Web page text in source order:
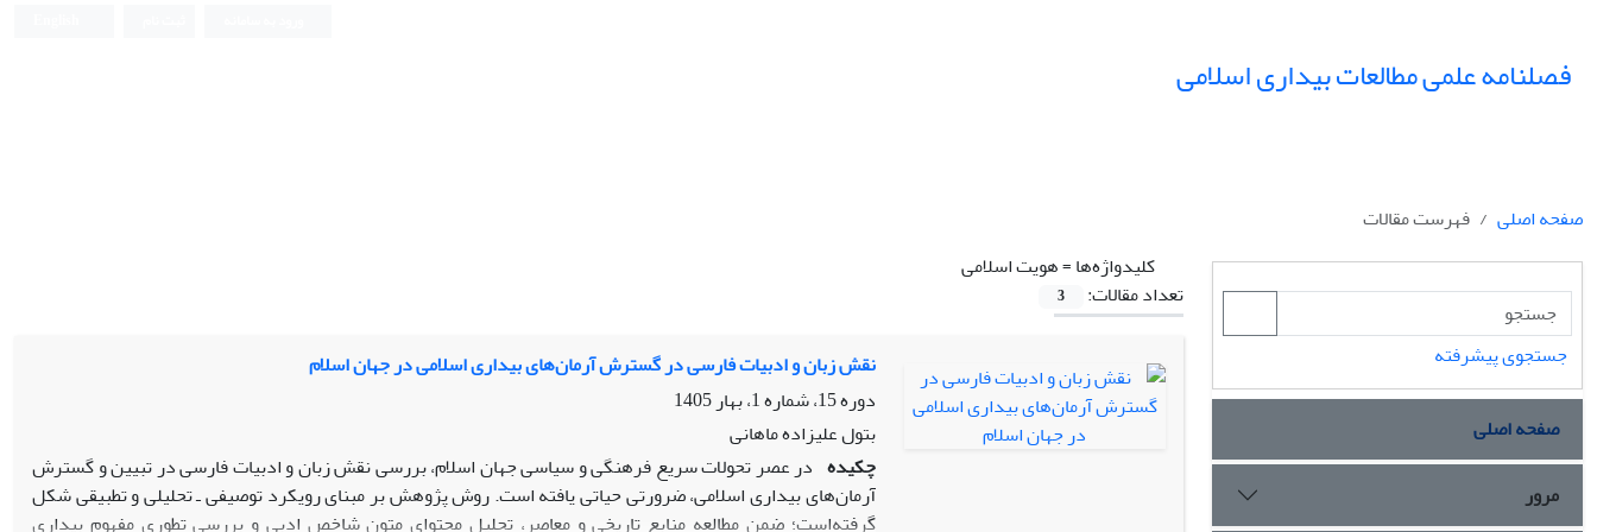
فصلنامه علمی مطالعات بیداری اسلامی
صفحه اصلی
فهرست مقالات
کلیدواژه‌ها =هویت اسلامی
تعداد مقالات:
3
نقش زبان و ادبیات فارسی در گسترش آرمان‌های بیداری اسلامی در جهان اسلام
دوره 15، شماره 1، بهار 1405
بتول علیزاده ماهانی
چکیده در عصر تحولات سریع فرهنگی و سیاسی جهان اسلام، بررسی نقش زبان و ادبیات فارسی در تبیین و گسترش
آرمان‌های بیداری اسلامی، ضرورتی حیاتی یافته است. روش پژوهش بر مبنای رویکرد توصیفی ـ تحلیلی و تطبیقی شکل
گرفته‌است؛ ضمنِ مطالعه منابع تاریخی و معاصر، تحلیل محتوای متون شاخص ادبی و بررسی تطوری مفهوم بیداری
جستجوی پیشرفته
صفحه اصلی
مرور